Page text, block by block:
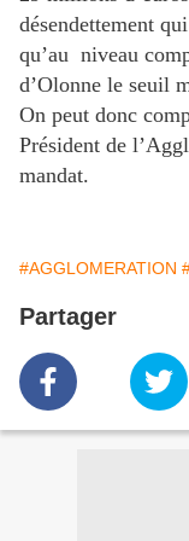
désendettement
qu’au niveau
d’Olonne le seuil
On peut donc
Président de
mandat.
#AGGLOMERATION
Partager